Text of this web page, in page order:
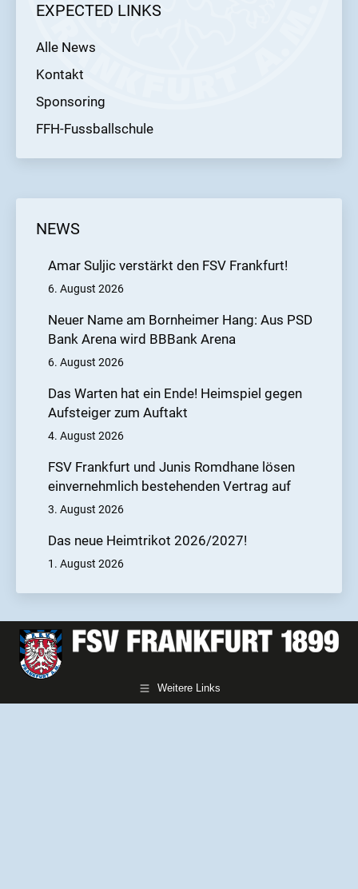
EXPECTED LINKS
Alle News
Kontakt
Sponsoring
FFH-Fussballschule
NEWS
Amar Suljic verstärkt den FSV Frankfurt!
6. August 2026
Neuer Name am Bornheimer Hang: Aus PSD
Bank Arena wird BBBank Arena
6. August 2026
Das Warten hat ein Ende! Heimspiel gegen
Aufsteiger zum Auftakt
4. August 2026
FSV Frankfurt und Junis Romdhane lösen
einvernehmlich bestehenden Vertrag auf
3. August 2026
Das neue Heimtrikot 2026/2027!
1. August 2026
Weitere Links